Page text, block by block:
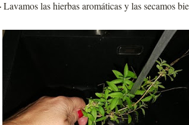
Lavamos las hierbas aromáticas y las secamos